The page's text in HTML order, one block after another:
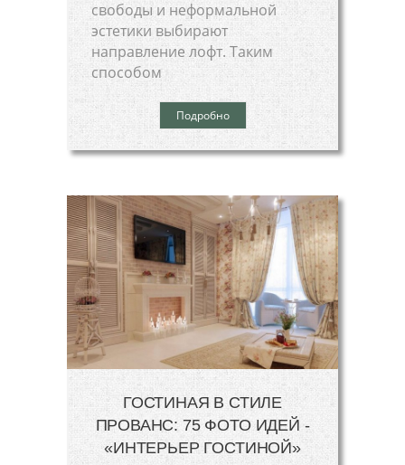
свободы и неформальной
эстетики выбирают
направление лофт. Таким
способом
Подробно
ГОСТИНАЯ В СТИЛЕ
ПРОВАНС: 75 ФОТО ИДЕЙ -
«ИНТЕРЬЕР ГОСТИНОЙ»